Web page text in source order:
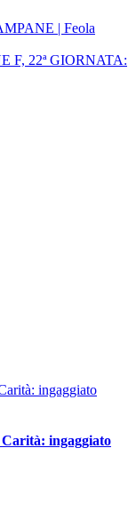
| Feola
F, 22ª GIORNATA:
ingaggiato